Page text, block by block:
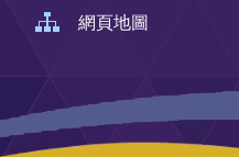
網頁地圖